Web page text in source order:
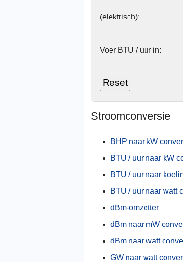
(elektrisch):
Voer BTU / uur in:
Stroomconversie
BHP naar kW
BTU / uur naar kW
BTU / uur naar
BTU / uur naar watt
dBm-omzetter
dBm naar mW
dBm naar watt
GW naar watt